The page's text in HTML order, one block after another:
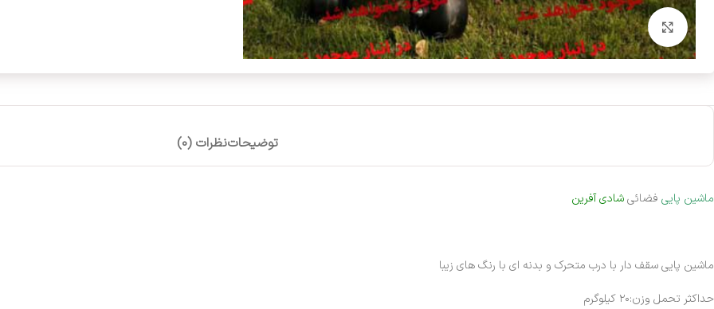
بزرگنمایی تصویر
توضیحاتنظرات (0)
ماشین پایی فضائیشادی آفرین
ماشین پایی سقف دار با درب متحرک و بدنه ای با رنگ های زیبا
حداکثر تحمل وزن:۲۰ کیلوگرم